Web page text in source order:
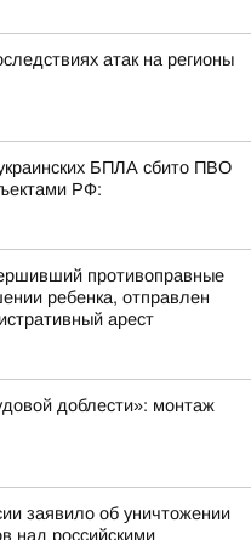
атак на регионы
БПЛА сбито ПВО
РФ:
противоправные
ребенка, отправлен
арест
доблести»: монтаж
заявило об уничтожении
над российскими